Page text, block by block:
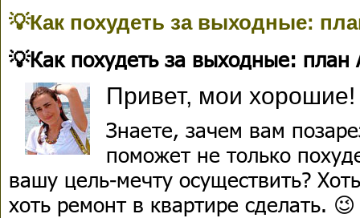
💡Как похудеть за выходные:
💡Как похудеть за выходные: план
Привет, мои хорошие!
Знаете, зачем вам
поможет не только
вашу цель-мечту осуществить?
хоть ремонт в квартире сделать. 😉